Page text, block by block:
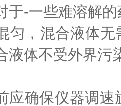
于-一些难溶解
匀，混合液体
液体不受外界污
应确保仪器调